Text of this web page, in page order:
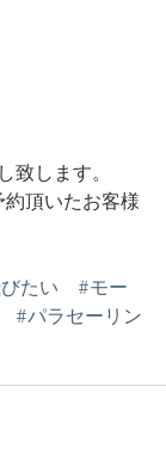
致します。
頂いたお客様
たい
#モー
#パラセーリン